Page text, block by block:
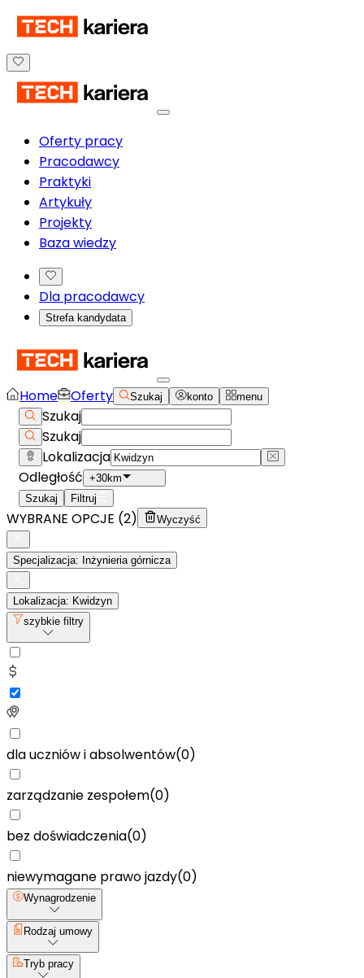
Oferty pracy
Pracodawcy
Praktyki
Artykuły
Projekty
Baza wiedzy
Dla pracodawcy
Strefa kandydata
Home Oferty Szukaj konto menu
Szukaj
Szukaj
Lokalizacja
Odległość +30km
Szukaj
Filtruj
WYBRANE OPCJE (2) Wyczyść
Specjalizacja: Inżynieria górnicza
Lokalizacja: Kwidzyn
szybkie filtry
dla uczniów i absolwentów(0)
zarządzanie zespołem(0)
bez doświadczenia(0)
niewymagane prawo jazdy(0)
Wynagrodzenie
Rodzaj umowy
Tryb pracy